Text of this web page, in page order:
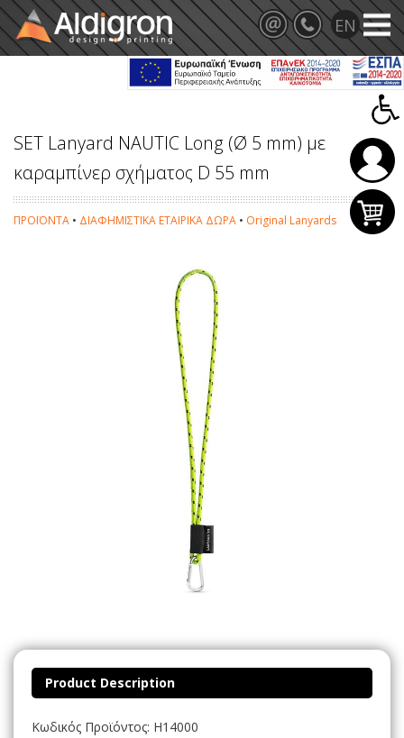
SET Lanyard NAUTIC Long (Ø 5 mm) με
καραμπίνερ σχήματος D 55 mm
ΠΡΟΪΟΝΤΑ • ΔΙΑΦΗΜΙΣΤΙΚΑ ΕΤΑΙΡΙΚΑ ΔΩΡΑ • Original Lanyards
Product Description
Κωδικός Προϊόντος: H14000